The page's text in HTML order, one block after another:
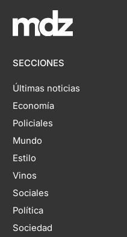
SECCIONES
Últimas noticias
Economía
Policiales
Mundo
Estilo
Vinos
Sociales
Política
Sociedad